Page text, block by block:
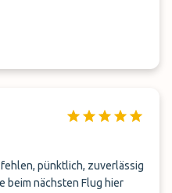
pünktlich, zuverlässig
beim nächsten Flug hier